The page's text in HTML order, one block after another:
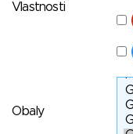
Vlastnosti
Obaly